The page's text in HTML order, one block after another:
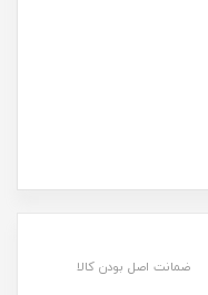
ضمانت اصل بودن کالا